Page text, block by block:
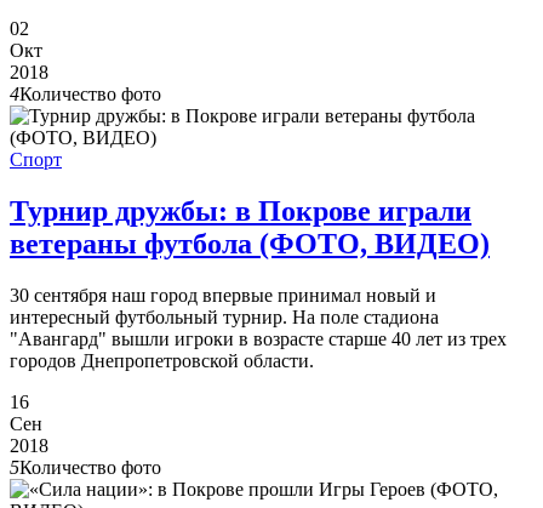
02
Окт
2018
4Количество фото
Спорт
Турнир дружбы: в Покрове играли
ветераны футбола (ФОТО, ВИДЕО)
30 сентября наш город впервые принимал новый и
интересный футбольный турнир. На поле стадиона
"Авангард" вышли игроки в возрасте старше 40 лет из трех
городов Днепропетровской области.
16
Сен
2018
5Количество фото